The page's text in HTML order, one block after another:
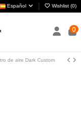
Español Wishlist (0)
0
de aire Dark Custom